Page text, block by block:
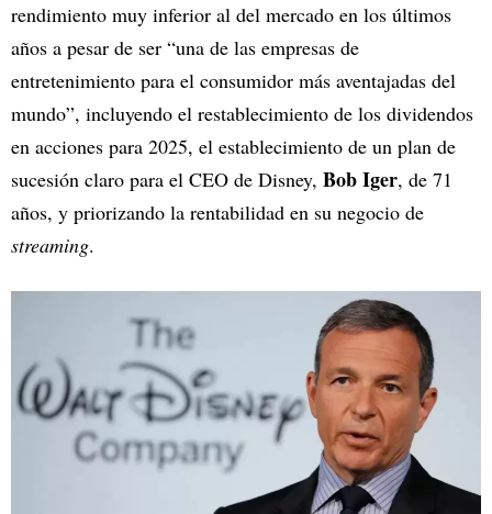
rendimiento muy inferior al del mercado en los últimos
años a pesar de ser “una de las empresas de
entretenimiento para el consumidor más aventajadas del
mundo”, incluyendo el restablecimiento de los dividendos
en acciones para 2025, el establecimiento de un plan de
sucesión claro para el CEO de Disney, Bob Iger, de 71
años, y priorizando la rentabilidad en su negocio de
streaming.